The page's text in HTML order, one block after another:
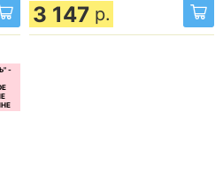
3 147 р.